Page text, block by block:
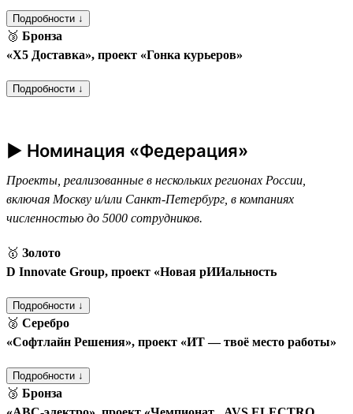
Подробности ↓
🥉 Бронза
«Х5 Доставка», проект «Гонка курьеров»
Подробности ↓
► Номинация «Федерация»
Проекты, реализованные в нескольких регионах России,
включая Москву и/или Санкт-Петербург, в компаниях
численностью до 5000 сотрудников.
🥇 Золото
D Innovate Group, проект «Новая рИИальность
Подробности ↓
🥈 Серебро
«Софтлайн Решения», проект «ИТ — твоё место работы»
Подробности ↓
🥉 Бронза